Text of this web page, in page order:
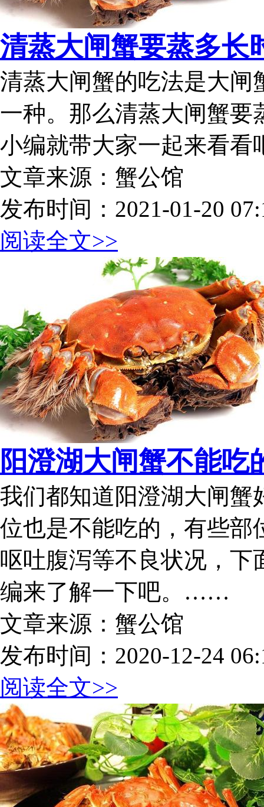
清蒸大闸蟹要蒸多长
清蒸大闸蟹的吃法是大闸
一种。那么清蒸大闸蟹要
小编就带大家一起来看
文章来源：蟹公馆
发布时间：2021-01-20
阅读全文>>
阳澄湖大闸蟹不能吃
我们都知道阳澄湖大闸蟹
位也是不能吃的，有些部
呕吐腹泻等不良状况，下
编来了解一下吧。……
文章来源：蟹公馆
发布时间：2020-12-24
阅读全文>>